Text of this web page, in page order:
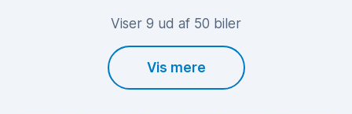
Viser 9 ud af 50 biler
Vis mere